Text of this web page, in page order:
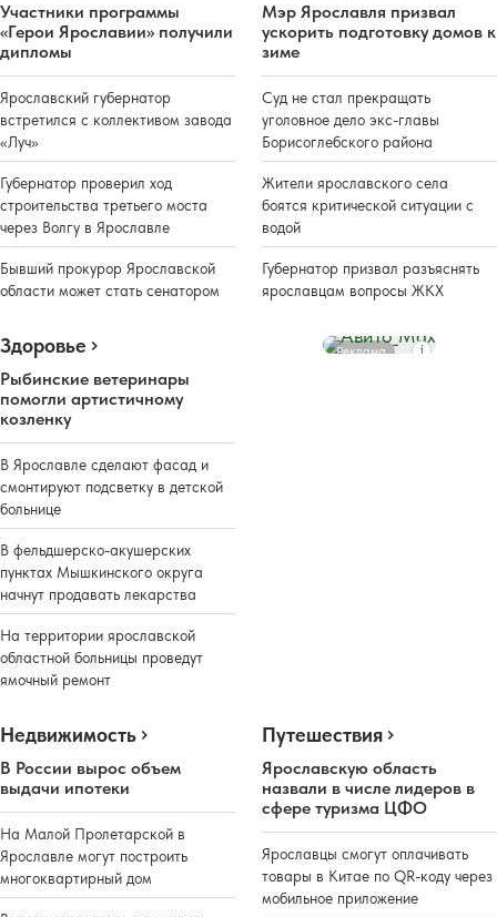
Участники программы
«Герои Ярославии» получили
дипломы
Ярославский губернатор
встретился с коллективом завода
«Луч»
Губернатор проверил ход
строительства третьего моста
через Волгу в Ярославле
Бывший прокурор Ярославской
области может стать сенатором
Мэр Ярославля призвал
ускорить подготовку домов к
зиме
Суд не стал прекращать
уголовное дело экс-главы
Борисоглебского района
Жители ярославского села
боятся критической ситуации с
водой
Губернатор призвал разъяснять
ярославцам вопросы ЖКХ
Здоровье
Рыбинские ветеринары
помогли артистичному
козленку
В Ярославле сделают фасад и
смонтируют подсветку в детской
больнице
В фельдшерско-акушерских
пунктах Мышкинского округа
начнут продавать лекарства
На территории ярославской
областной больницы проведут
ямочный ремонт
Реклама
Недвижимость
В России вырос объем
выдачи ипотеки
На Малой Пролетарской в
Ярославле могут построить
многоквартирный дом
Путешествия
Ярославскую область
назвали в числе лидеров в
сфере туризма ЦФО
Ярославцы смогут оплачивать
товары в Китае по QR-коду через
мобильное приложение